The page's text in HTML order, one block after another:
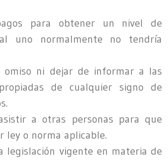
para obtener un nivel de
uno normalmente no tendría
omiso ni dejar de informar a las
de cualquier signo de
a otras personas para que
ley o norma aplicable.
legislación vigente en materia de